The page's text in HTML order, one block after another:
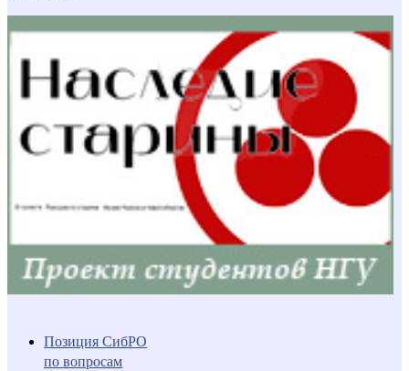
Позиция СибРО
по вопросам